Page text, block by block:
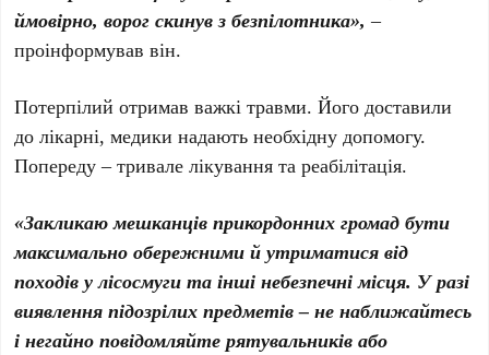
ймовірно, ворог скинув з безпілотника», –
проінформував він.
Потерпілий отримав важкі травми. Його доставили
до лікарні, медики надають необхідну допомогу.
Попереду – тривале лікування та реабілітація.
«Закликаю мешканців прикордонних громад бути
максимально обережними й утриматися від
походів у лісосмуги та інші небезпечні місця. У разі
виявлення підозрілих предметів – не наближайтесь
і негайно повідомляйте рятувальників або